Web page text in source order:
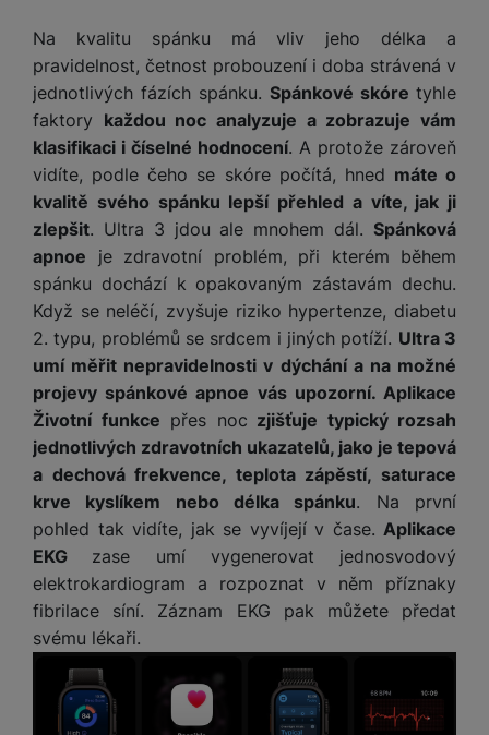
Na kvalitu spánku má vliv jeho délka a
pravidelnost, četnost probouzení i doba strávená v
jednotlivých fázích spánku. Spánkové skóre tyhle
faktory každou noc analyzuje a zobrazuje vám
klasifikaci i číselné hodnocení. A protože zároveň
vidíte, podle čeho se skóre počítá, hned máte o
kvalitě svého spánku lepší přehled a víte, jak ji
zlepšit. Ultra 3 jdou ale mnohem dál. Spánková
apnoe je zdravotní problém, při kterém během
spánku dochází k opakovaným zástavám dechu.
Když se neléčí, zvyšuje riziko hypertenze, diabetu
2. typu, problémů se srdcem i jiných potíží. Ultra 3
umí měřit nepravidelnosti v dýchání a na možné
projevy spánkové apnoe vás upozorní. Aplikace
Životní funkce přes noc zjišťuje typický rozsah
jednotlivých zdravotních ukazatelů, jako je tepová
a dechová frekvence, teplota zápěstí, saturace
krve kyslíkem nebo délka spánku. Na první
pohled tak vidíte, jak se vyvíjejí v čase. Aplikace
EKG zase umí vygenerovat jednosvodový
elektrokardiogram a rozpoznat v něm příznaky
fibrilace síní. Záznam EKG pak můžete předat
svému lékaři.